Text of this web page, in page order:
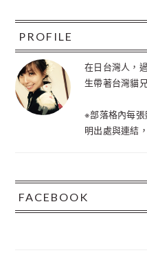
網
站
PROFILE
在日台灣人，
生帶著台灣貓
※部落格內每
明出處與連結
FACEBOOK